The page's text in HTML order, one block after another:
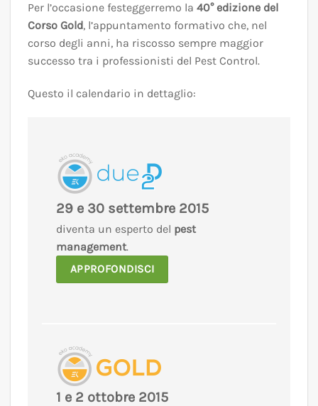
Per l’occasione festeggerremo la 40° edizione del
Corso Gold, l’appuntamento formativo che, nel
corso degli anni, ha riscosso sempre maggior
successo tra i professionisti del Pest Control.
Questo il calendario in dettaglio:
29 e 30 settembre 2015
diventa un esperto del pest
management.
APPROFONDISCI
1 e 2 ottobre 2015